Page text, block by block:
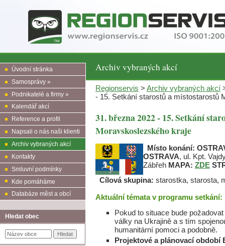
Archiv vybraných akcí
Úvodní stránka
Samosprávy »
Podnikatelé a firmy »
Kalendář akcí
Reference a profil
Napsali o nás naši klienti
Archiv vybraných akcí
Kontakty
Smluvní podmínky
Kde pomáháme
Databáze měst a obcí
Hledat obec
Regionservis > Archiv vybraných akcí
- 15. Setkání starostů a místostarostů
31. března 2022 - 15. Setkání
Moravskoslezského kraje
Místo konání:
OSTRAVA, ul. Kpt.
Zábřeh MAPA: ZDE
Cílová skupina: starostka, starosta,
Aktuální témata v programu setkání:
Pokud to situace bude
války na Ukrajině a s tím
humanitární pomoci a podobně.
Projektové a plánovací období